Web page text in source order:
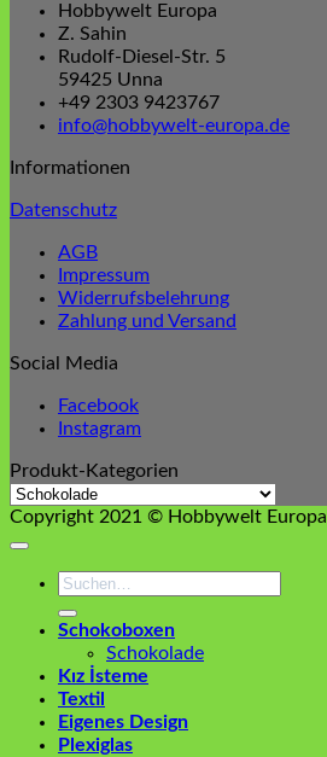
0,22 €0,20 €.
weist
mehrere
Varianten
Optionen
auf
Produktseite
gewählt
werden
Hobbywelt Europa
Z. Sahin
Rudolf-Diesel-Str. 5
59425 Unna
+49 2303 9423767
info@hobbywelt-europa.de
Informationen
Datenschutz
AGB
Impressum
Widerrufsbelehrung
Zahlung und Versand
Social Media
Facebook
Instagram
Produkt-Kategorien
Copyright 2021 © Hobbywelt Europa
Suchen
Schokoboxen
Schokolade
Kız İsteme
Textil
Eigenes Design
Plexiglas